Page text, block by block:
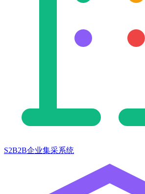
S2B2B企业集采系统